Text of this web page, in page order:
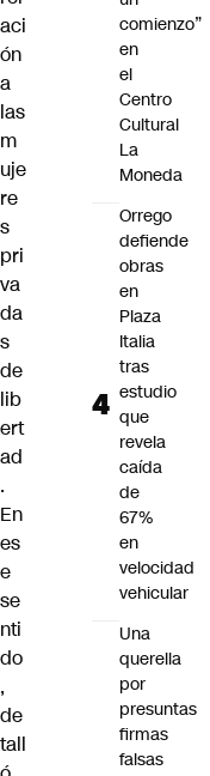
aci
ón
a
las
m
uje
re
s
pri
va
da
s
de
lib
ert
ad
.
En
es
e
se
nti
do
,
de
tall
comienzo”
en
el
Centro
Cultural
La
Moneda
Orrego
defiende
obras
en
Plaza
Italia
tras
estudio
que
revela
caída
de
67%
en
velocidad
vehicular
Una
querella
por
presuntas
firmas
falsas